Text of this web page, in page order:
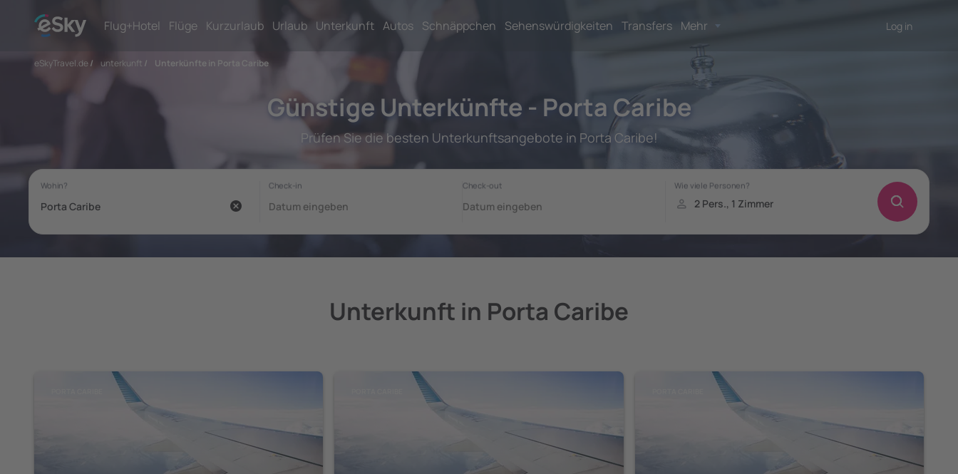
Flug+Hotel Flüge Kurzurlaub Urlaub Unterkunft Autos Schnäppchen Sehenswürdigkeiten Transfers Mehr Log in
eSkyTravel.de/ unterkunft / Unterkünfte in Porta Caribe
Günstige Unterkünfte - Porta Caribe
Prüfen Sie die besten Unterkunftsangebote in Porta Caribe!
Unterkunft in Porta Caribe